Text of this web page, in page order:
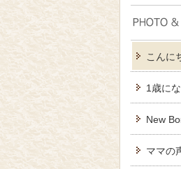
こんに
1歳に
New
ママの